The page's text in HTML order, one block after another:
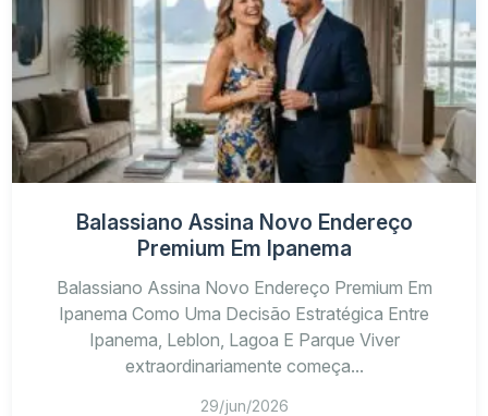
Balassiano Assina Novo Endereço
Premium Em Ipanema
Balassiano Assina Novo Endereço Premium Em
Ipanema Como Uma Decisão Estratégica Entre
Ipanema, Leblon, Lagoa E Parque Viver
extraordinariamente começa...
29/jun/2026